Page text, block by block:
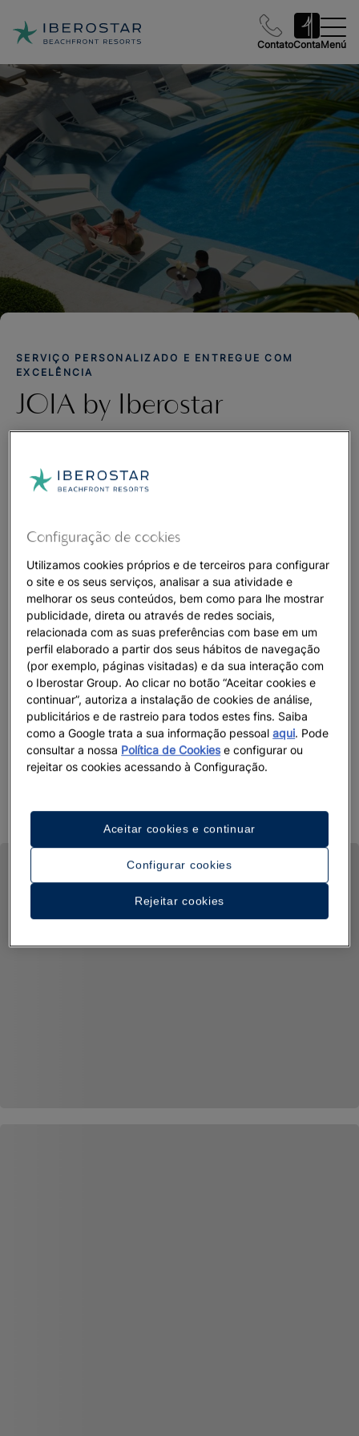
ContatoContaMenú
SERVIÇO PERSONALIZADO E ENTREGUE COM
EXCELÊNCIA
JOIA by Iberostar
Hotéis JOIA by Iberostar
beira-mar mais privilegiados do mundo. Com atendimento
altamente personalizado, o JOIA foi pensado para encantar e
atender a todas as necessidades dos nossos hóspedes. Seja
para férias comemorativas ou uma viagem tranquila, eles se
impressionarão desde quando entrarem em sua sensacional
suíte, até provarem uma das nossas opções gastronômicas
exclusivas.
O nosso cuidado com o meio ambiente nos inspira a trabalhar
para melhorar o nosso entorno, valorizando a beleza de cada
um dos nossos destinos únicos.
Venha descobrir porque o JOIA é a joia da Iberostar
Beachfront Resorts.
Configuração de cookies
Utilizamos cookies próprios e de terceiros para configurar
o site e os seus serviços, analisar a sua atividade e
melhorar os seus conteúdos, bem como para lhe mostrar
publicidade, direta ou através de redes sociais,
relacionada com as suas preferências com base em um
perfil elaborado a partir dos seus hábitos de navegação
(por exemplo, páginas visitadas) e da sua interação com
o Iberostar Group. Ao clicar no botão “Aceitar cookies e
continuar”, autoriza a instalação de cookies de análise,
publicitários e de rastreio para todos estes fins. Saiba
como a Google trata a sua informação pessoalaqui. Pode
consultar a nossa Política de Cookiese configurar ou
rejeitar os cookies acessando à Configuração.
Configurar cookies
Rejeitar cookies
Aceitar cookies e continuar